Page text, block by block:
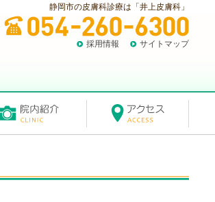
静岡市の皮膚科診療は「井上皮膚科」
採用情報 サイトマップ